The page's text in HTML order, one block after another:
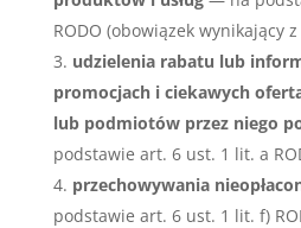
RODO (obowiązek wynikający
udzielenia rabatu lub
promocjach i ciekawych
lub podmiotów przez niego
podstawie art. 6 ust. 1 lit. a
przechowywania
podstawie art. 6 ust. 1 lit. f)